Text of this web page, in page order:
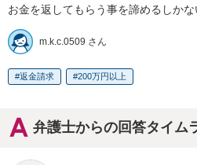
お金を返してもらう事を諦めるしか
m.k.c.0509 さん
返金請求 200万円以上
弁護士からの回答タイム